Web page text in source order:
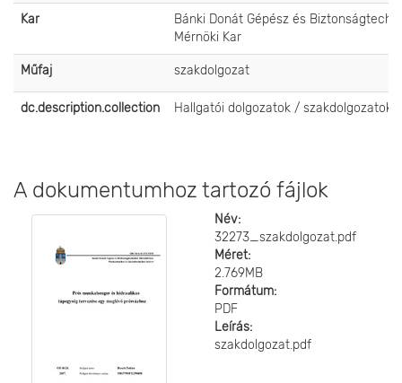
Kar
Bánki Donát Gépész és
Mérnöki Kar
Műfaj szakdolgozat
dc.description.collection Hallgatói dolgozatok / szakdolgozatok
A dokumentumhoz tartozó fájlok
Név:
32273_szakdolgozat.pdf
Méret:
2.769MB
Formátum:
PDF
Leírás:
szakdolgozat.pdf